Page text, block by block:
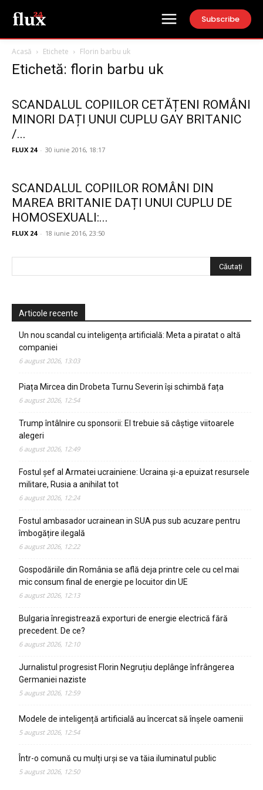
Subscribe
Acasă Etichete Florin barbu uk
Etichetă: florin barbu uk
SCANDALUL COPIILOR CETĂȚENI ROMÂNI
MINORI DAȚI UNUI CUPLU GAY BRITANIC
/...
FLUX 24 - 30 iunie 2016, 18:17
SCANDALUL COPIILOR ROMÂNI DIN
MAREA BRITANIE DAȚI UNUI CUPLU DE
HOMOSEXUALI:...
FLUX 24 - 18 iunie 2016, 23:50
Articole recente
Un nou scandal cu inteligența artificială: Meta a piratat o altă
companiei
6 august 2026, 13:03
Piața Mircea din Drobeta Turnu Severin își schimbă fața
6 august 2026, 12:54
Trump întâlnire cu sponsorii: El trebuie să câștige viitoarele
alegeri
6 august 2026, 12:49
Fostul șef al Armatei ucrainiene: Ucraina și-a epuizat resursele
militare, Rusia a anihilat tot
6 august 2026, 12:24
Fostul ambasador ucrainean in SUA pus sub acuzare pentru
îmbogățire ilegală
6 august 2026, 12:22
Gospodăriile din România se află deja printre cele cu cel mai
mic consum final de energie pe locuitor din UE
6 august 2026, 12:13
Bulgaria înregistrează exporturi de energie electrică fără
precedent. De ce?
6 august 2026, 12:10
Jurnalistul progresist Florin Negruțiu deplânge înfrângerea
Germaniei naziste
5 august 2026, 12:59
Modele de inteligență artificială au încercat să înșele oamenii
5 august 2026, 12:54
Într-o comună cu mulți urși se va tăia iluminatul public
5 august 2026, 12:50